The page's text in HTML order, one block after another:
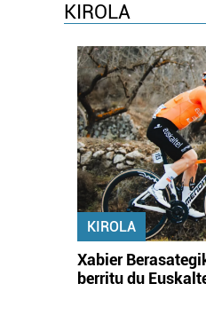
KIROLA
KIROLA
Xabier
berritu du